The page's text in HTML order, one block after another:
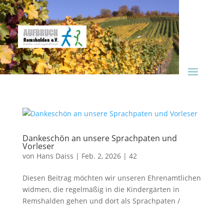
Dankeschön an unsere Sprachpaten und
Vorleser
von Hans Daiss | Feb. 2, 2026| 42
Diesen Beitrag möchten wir unseren Ehrenamtlichen
widmen, die regelmäßig in die Kindergärten in
Remshalden gehen und dort als Sprachpaten /